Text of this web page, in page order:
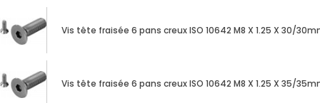
Vis tête fraisée 6 pans creux ISO 10642 M8 X 1.25 X 30/
Vis tête fraisée 6 pans creux ISO 10642 M8 X 1.25 X 35/